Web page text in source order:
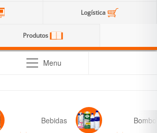
Logística
Produtos
Menu
Bebidas